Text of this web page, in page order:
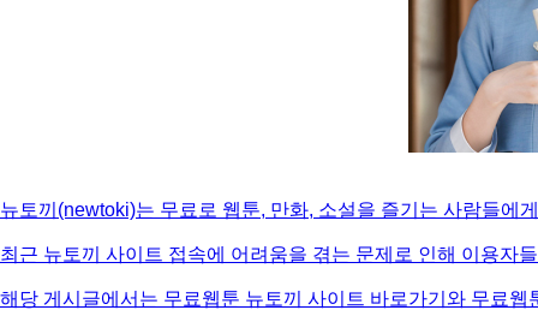
뉴토끼(newtoki)는 무료로 웹툰, 만화, 소설을 즐기는 사람들에
최근 뉴토끼 사이트 접속에 어려움을 겪는 문제로 인해 이용자
해당 게시글에서는 무료웹툰 뉴토끼 사이트 바로가기와 무료